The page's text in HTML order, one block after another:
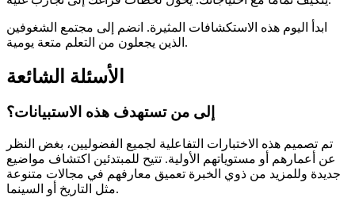
ابدأ اليوم هذه الاستكشافات المثيرة. انضم إلى مجتمع الشغوفين
الذين يجعلون من التعلم متعة يومية.
الأسئلة الشائعة
إلى من تستهدف هذه الاستبيانات؟
تم تصميم هذه الاختبارات التفاعلية لجميع الفضوليين، بغض النظر
عن أعمارهم أو مستوياتهم الأولية. تتيح للمبتدئين اكتشاف مواضيع
جديدة وللمزيد من ذوي الخبرة تعميق معارفهم في مجالات متنوعة
مثل التاريخ أو السينما.